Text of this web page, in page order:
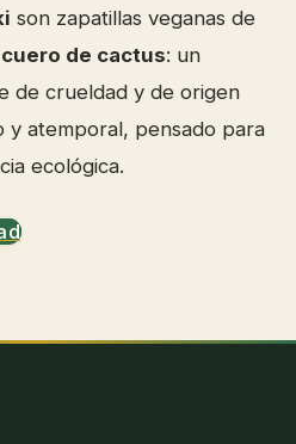
son zapatillas veganas de
cuero de cactus: un
de crueldad y de origen
y atemporal, pensado para
ecológica.